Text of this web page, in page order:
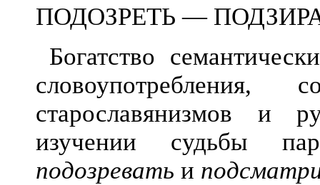
ПОДОЗРЕТЬ —
Богатство
словоупотребления,
старославянизмов и
изучении судьбы
подозревать и